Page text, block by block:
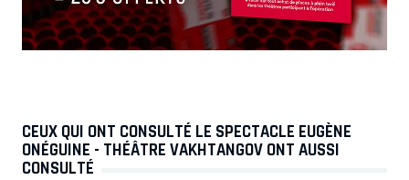
CEUX QUI ONT CONSULTÉ LE SPECTACLE EUGÈNE
ONÉGUINE - THÉÂTRE VAKHTANGOV ONT AUSSI
CONSULTÉ